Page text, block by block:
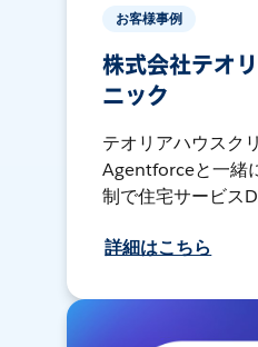
お客様事例
株式会社テオ
ニック
テオリアハウスク
Agentforceと一緒
制で住宅サービス
詳細はこちら